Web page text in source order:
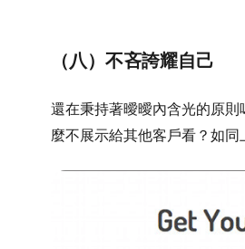
（八）不吝誇耀自己
還在秉持著曖曖內含光的原
麼不展示給其他客戶看？如同